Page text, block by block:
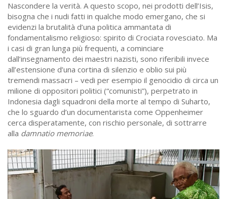
Nascondere la verità. A questo scopo, nei prodotti dell’Isis,
bisogna che i nudi fatti in qualche modo emergano, che si
evidenzi la brutalità d’una politica ammantata di
fondamentalismo religioso: spirito di Crociata rovesciato. Ma
i casi di gran lunga più frequenti, a cominciare
dall’insegnamento dei maestri nazisti, sono riferibili invece
all’estensione d’una cortina di silenzio e oblio sui più
tremendi massacri – vedi per esempio il genocidio di circa un
milione di oppositori politici (“comunisti”), perpetrato in
Indonesia dagli squadroni della morte al tempo di Suharto,
che lo sguardo d’un documentarista come Oppenheimer
cerca disperatamente, con rischio personale, di sottrarre
alla damnatio memoriae.